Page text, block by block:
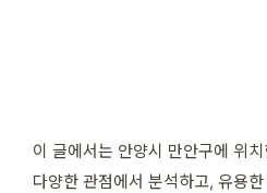
이 글에서는 안양시 만안구에 위
다양한 관점에서 분석하고, 유용